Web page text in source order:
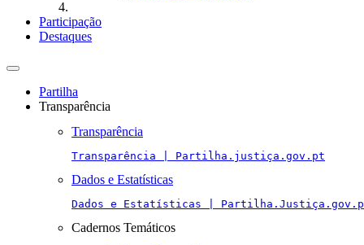
Participação
Destaques
Toggle
navigationPartilha
Transparência
Transparência
Transparência | Partilha.justiça.gov.pt
Dados e Estatísticas
Dados e Estatísticas |
Cadernos Temáticos